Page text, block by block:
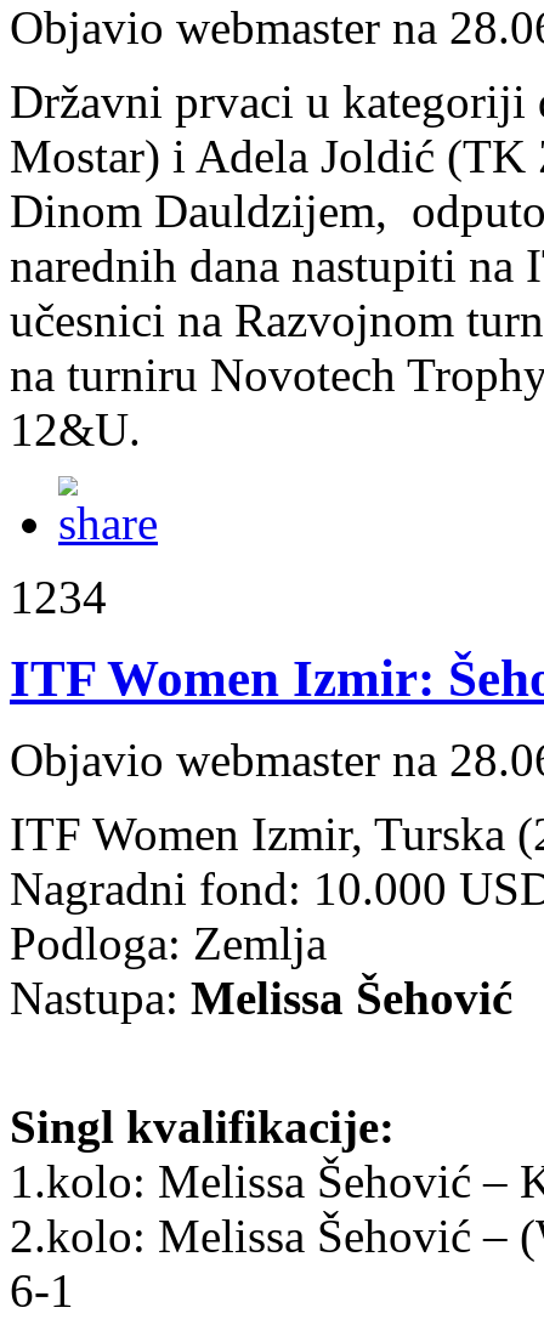
Objavio webmaster na
Državni prvaci u kategoriji
Mostar) i Adela Joldić (TK
Dinom Dauldzijem,
narednih dana nastupiti
učesnici na Razvojnom
na turniru Novotech
12&U.
1234
ITF Women Izmir:
Objavio webmaster na
ITF Women Izmir, Turska
Nagradni fond: 10.000
Podloga: Zemlja
Nastupa: Melissa Šehović
Singl kvalifikacije:
1.kolo: Melissa Šehović –
2.kolo: Melissa Šehović –
6-1